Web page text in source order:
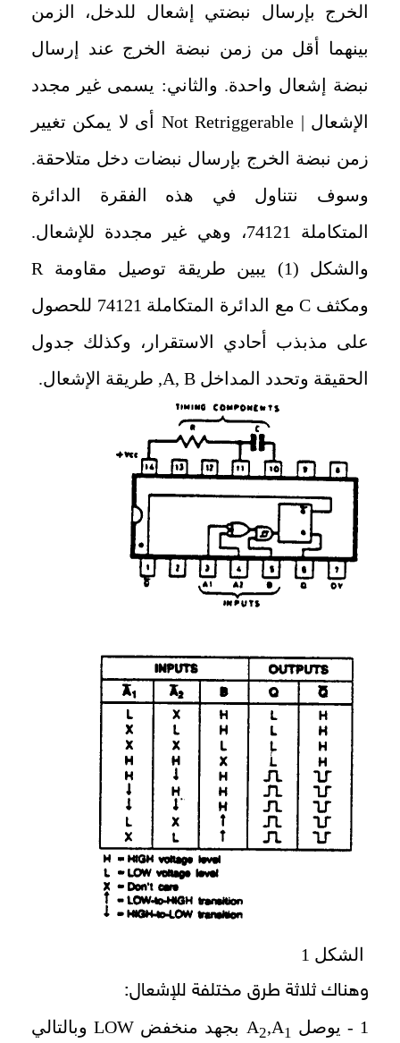
الخرج بإرسال نبضتي إشعال للدخل، الزمن
بينهما أقل من زمن نبضة الخرج عند إرسال
نبضة إشعال واحدة. والثاني: يسمى غير مجدد
الإشعال | Not Retriggerable أى لا يمكن تغيير
زمن نبضة الخرج بإرسال نبضات دخل متلاحقة.
وسوف نتناول في هذه الفقرة الدائرة
المتكاملة 74121، وهي غير مجددة للإشعال.
والشكل (1) يبين طريقة توصيل مقاومة
R
ومكثف C
مع الدائرة المتكاملة 74121 للحصول
على مذبذب أحادي الاستقرار، وكذلك جدول
الحقيقة وتحدد المداخل A, B, طريقة الإشعال.
الشكل 1
وهناك ثلاثة طرق مختلفة للإشعال:
1 - يوصل A2,A1 بجهد منخفض LOWوبالتالي